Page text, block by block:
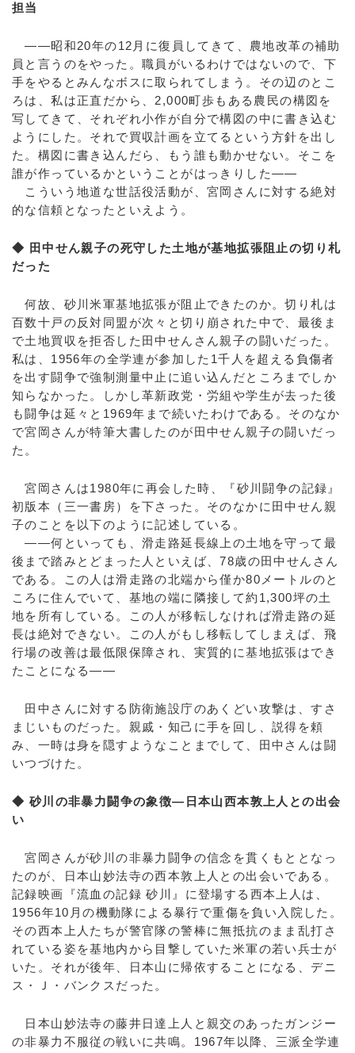
担当
――昭和20年の12月に復員してきて、農地改革の補助
員と言うのをやった。職員がいるわけではないので、下
手をやるとみんなボスに取られてしまう。その辺のとこ
ろは、私は正直だから、2,000町歩もある農民の構図を
写してきて、それぞれ小作が自分で構図の中に書き込む
ようにした。それで買収計画を立てるという方針を出し
た。構図に書き込んだら、もう誰も動かせない。そこを
誰が作っているかということがはっきりした――
こういう地道な世話役活動が、宮岡さんに対する絶対
的な信頼となったといえよう。
◆ 田中せん親子の死守した土地が基地拡張阻止の切り札
だった
何故、砂川米軍基地拡張が阻止できたのか。切り札は
百数十戸の反対同盟が次々と切り崩された中で、最後ま
で土地買収を拒否した田中せんさん親子の闘いだった。
私は、1956年の全学連が参加した1千人を超える負傷者
を出す闘争で強制測量中止に追い込んだところまでしか
知らなかった。しかし革新政党・労組や学生が去った後
も闘争は延々と1969年まで続いたわけである。そのなか
で宮岡さんが特筆大書したのが田中せん親子の闘いだっ
た。
宮岡さんは1980年に再会した時、『砂川闘争の記録』
初版本（三一書房）を下さった。そのなかに田中せん親
子のことを以下のように記述している。
――何といっても、滑走路延長線上の土地を守って最
後まで踏みとどまった人といえば、78歳の田中せんさん
である。この人は滑走路の北端から僅か80メートルのと
ころに住んでいて、基地の端に隣接して約1,300坪の土
地を所有している。この人が移転しなければ滑走路の延
長は絶対できない。この人がもし移転してしまえば、飛
行場の改善は最低限保障され、実質的に基地拡張はでき
たことになる――
田中さんに対する防衛施設庁のあくどい攻撃は、すさ
まじいものだった。親戚・知己に手を回し、説得を頼
み、一時は身を隠すようなことまでして、田中さんは闘
いつづけた。
◆ 砂川の非暴力闘争の象徴―日本山西本敦上人との出会
い
宮岡さんが砂川の非暴力闘争の信念を貫くもととなっ
たのが、日本山妙法寺の西本敦上人との出会いである。
記録映画『流血の記録 砂川』に登場する西本上人は、
1956年10月の機動隊による暴行で重傷を負い入院した。
その西本上人たちが警官隊の警棒に無抵抗のまま乱打さ
れている姿を基地内から目撃していた米軍の若い兵士が
いた。それが後年、日本山に帰依することになる、デニ
ス・Ｊ・バンクスだった。
日本山妙法寺の藤井日達上人と親交のあったガンジー
の非暴力不服従の戦いに共鳴。1967年以降、三派全学連